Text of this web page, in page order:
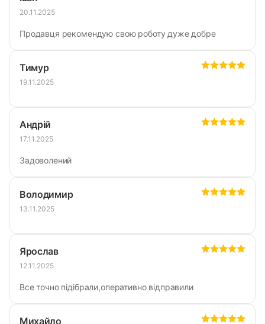
20.11.2025
Продавця рекомендую свою роботу дуже добре
Тимур
19.11.2025
Андрій
17.11.2025
Задоволений
Володимир
13.11.2025
Ярослав
12.11.2025
Все точно підібрали,оперативно відправили
Михайло